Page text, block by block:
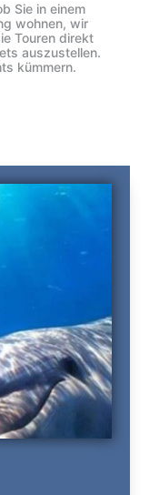
Sie in einem
wohnen, wir
Touren direkt
auszustellen.
kümmern.